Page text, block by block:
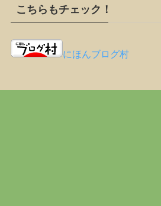
こちらもチェック！
にほんブログ村